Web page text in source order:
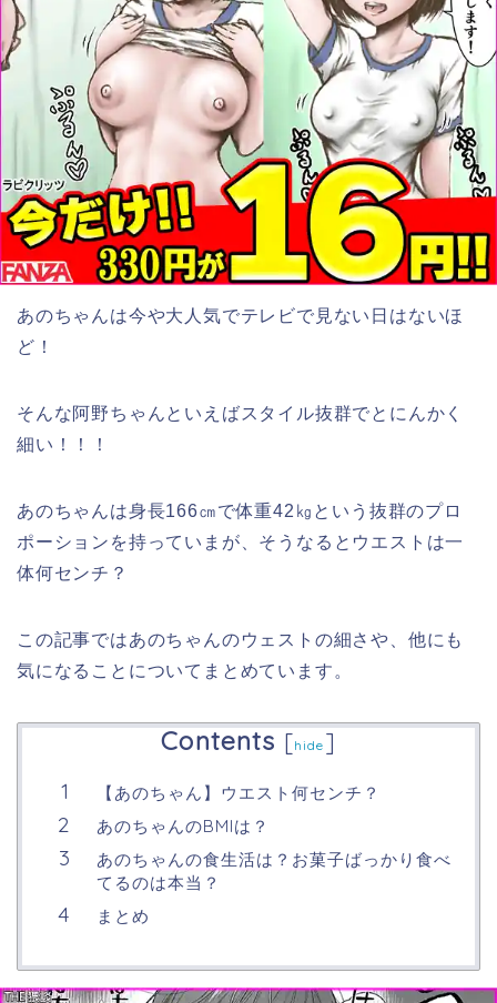
あのちゃんは今や大人気でテレビで見ない日はないほ
ど！
そんな阿野ちゃんといえばスタイル抜群でとにんかく
細い！！！
あのちゃんは身長166㎝で体重42㎏という抜群のプロ
ポーションを持っていまが、そうなるとウエストは一
体何センチ？
この記事ではあのちゃんのウェストの細さや、他にも
気になることについてまとめています。
Contents [hide ]
【あのちゃん】ウエスト何センチ？
あのちゃんのBMIは？
あのちゃんの食生活は？お菓子ばっかり食べ
てるのは本当？
まとめ